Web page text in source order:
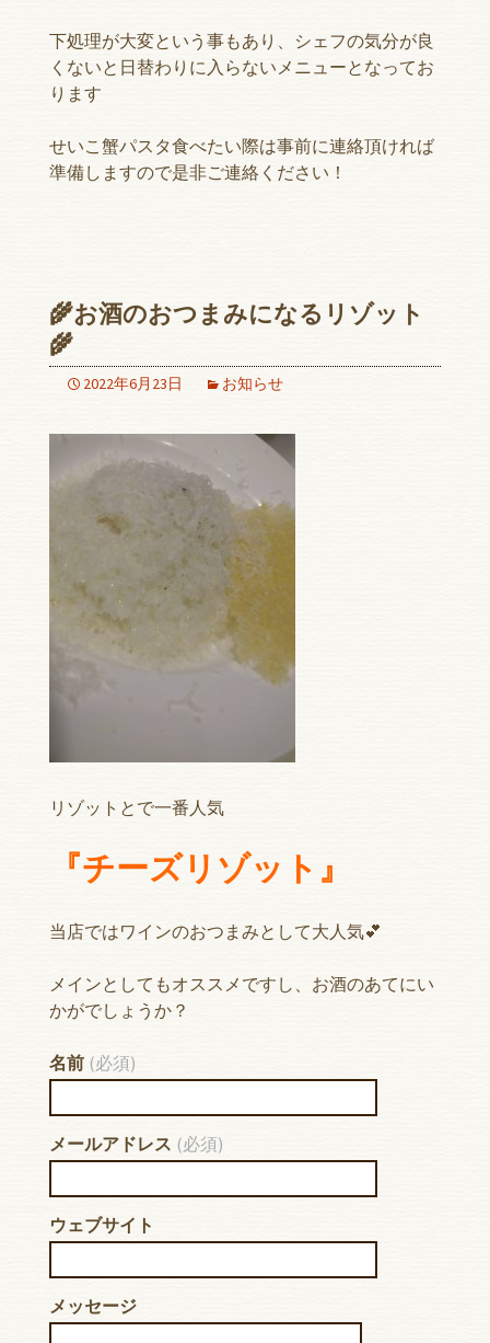
下処理が大変という事もあり、シェフの気分が良
くないと日替わりに入らないメニューとなってお
ります
せいこ蟹パスタ食べたい際は事前に連絡頂ければ
準備しますので是非ご連絡ください！
🌾お酒のおつまみになるリゾット
🌾
2022年6月23日 お知らせ
リゾットとで一番人気
『チーズリゾット』
当店ではワインのおつまみとして大人気💕
メインとしてもオススメですし、お酒のあてにい
かがでしょうか？
名前 (必須)
メールアドレス (必須)
ウェブサイト
メッセージ